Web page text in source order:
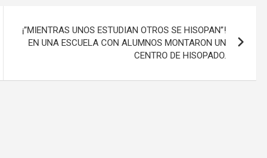
¡”MIENTRAS UNOS ESTUDIAN OTROS SE HISOPAN”!
EN UNA ESCUELA CON ALUMNOS MONTARON UN
CENTRO DE HISOPADO.